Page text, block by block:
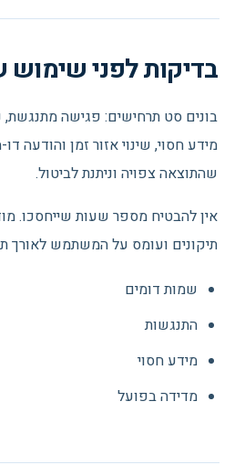
בדיקות לפני
בונים סט תרחישים: פגישה
מידע חסוי, שינוי אזור זמן והודעה
שהתוצאה צפויה וניתנת לביטול.
אין להבטיח מספר שעות שייחסכו.
תיקונים ועומס על המשתמש לאורך
שמות דומים
התנגשות
מידע חסוי
מדידה בפועל